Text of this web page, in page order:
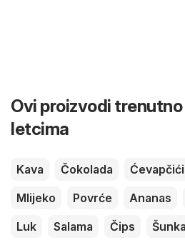
Ovi proizvodi trenutno
letcima
Kava Čokolada Ćevapčići
Mlijeko
Povrće Ananas
Luk
Salama Čips Šunka